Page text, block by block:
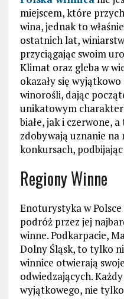
miejscem, które
wina, jednak to
ostatnich lat,
przyciągając swoim
Klimat oraz gleba w
okazały się
winorośli, dając
unikatowym
białe, jak i czerwone,
zdobywają uznanie
konkursach,
Regiony Winne
Enoturystyka w
podróż przez jej
winne. Podkarpacie,
Dolny Śląsk, to tylko
winnice otwierają
odwiedzających.
wyjątkowego, nie